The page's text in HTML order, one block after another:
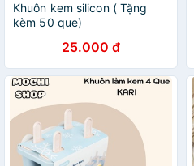
Khuôn kem silicon ( Tặng
kèm 50 que)
25.000 đ